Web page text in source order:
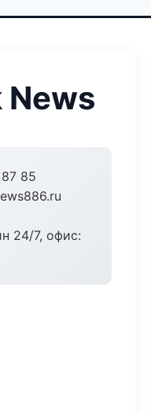
News
85
24/7, офис: